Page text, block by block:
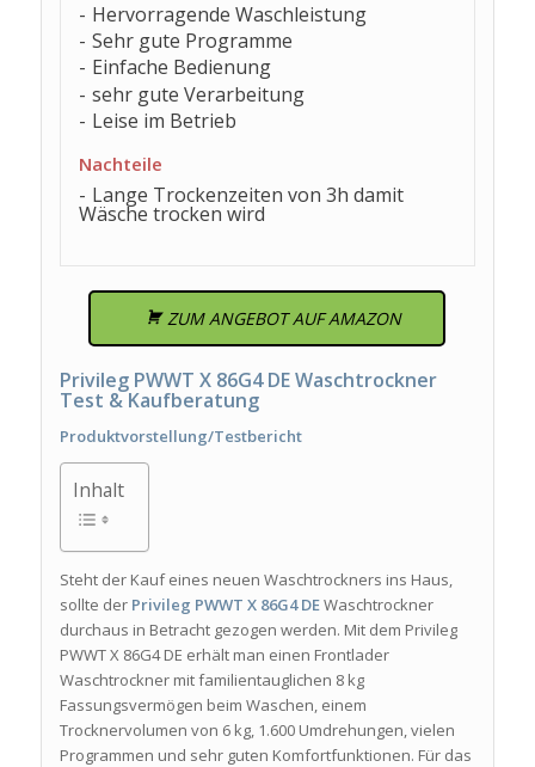
Hervorragende Waschleistung
Sehr gute Programme
Einfache Bedienung
sehr gute Verarbeitung
Leise im Betrieb
Nachteile
Lange Trockenzeiten von 3h damit
Wäsche trocken wird
ZUM ANGEBOT AUF AMAZON
Privileg PWWT X 86G4 DE Waschtrockner
Test & Kaufberatung
Produktvorstellung/Testbericht
Inhalt
Steht der Kauf eines neuen Waschtrockners ins Haus,
sollte der Privileg PWWT X 86G4 DEWaschtrockner
durchaus in Betracht gezogen werden. Mit dem Privileg
PWWT X 86G4 DE erhält man einen Frontlader
Waschtrockner mit familientauglichen 8 kg
Fassungsvermögen beim Waschen, einem
Trocknervolumen von 6 kg, 1.600 Umdrehungen, vielen
Programmen und sehr guten Komfortfunktionen. Für das